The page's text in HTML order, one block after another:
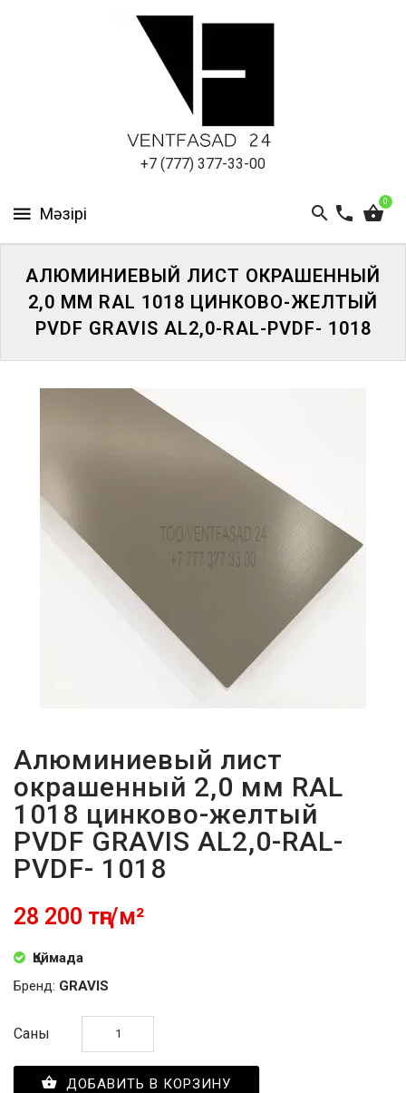
+7 (777) 377-33-00
0
ПАНЕЛИ
АЛЮМИНИЕВЫЙ ЛИСТ ОКРАШЕННЫЙ
2,0 ММ RAL 1018 ЦИНКОВО-ЖЕЛТЫЙ
PVDF GRAVIS AL2,0-RAL-PVDF- 1018
Алюминиевый лист
окрашенный 2,0 мм RAL
1018 цинково-желтый
PVDF GRAVIS AL2,0-RAL-
PVDF- 1018
28 200 тңг/м²
Қоймада
Бренд: GRAVIS
Саны
ДОБАВИТЬ В КОРЗИНУ